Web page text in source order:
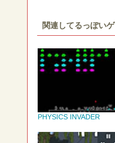
関連してるっぽい
PHYSICS INVADER